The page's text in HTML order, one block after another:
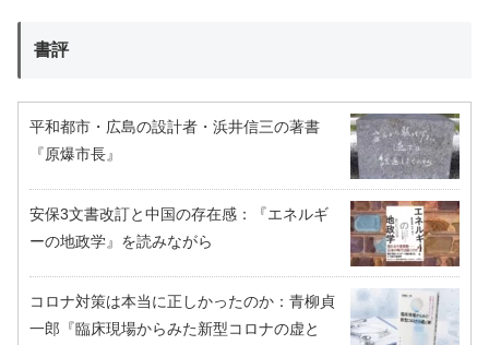
書評
平和都市・広島の設計者・浜井信三の著書
『原爆市長』
安保3文書改訂と中国の存在感：『エネルギ
ーの地政学』を読みながら
コロナ対策は本当に正しかったのか：青柳貞
一郎『臨床現場からみた新型コロナの虚と